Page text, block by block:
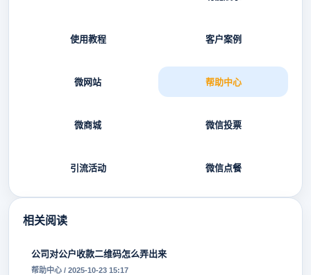
使用教程 客户案例
微网站 帮助中心
微商城 微信投票
引流活动 微信点餐
相关阅读
公司对公户收款二维码怎么弄出来
帮助中心 / 2025-10-23 15:17